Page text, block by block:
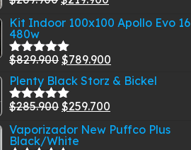
5
precio
era:
$269.900.
precio
actual
$219.900.
Kit Indoor 100x100 Apollo Evo 16
480w
Valorado
5
$829.900 El
precio
original
era:
$829.900.
$789.900
precio
$789.900.
Plenty Black Storz & Bickel
Valorado
5
$285.900 El
precio
original
$259.700
precio
Vaporizador New Puffco Plus
Black/White